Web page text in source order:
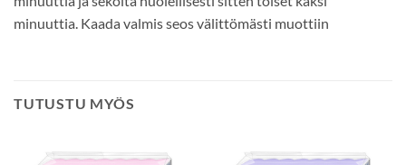
minuuttia. Kaada valmis seos välittömästi muottiin
TUTUSTU MYÖS